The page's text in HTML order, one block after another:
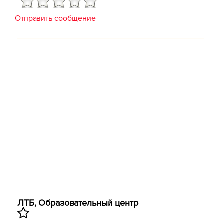
Отправить сообщение
ЛТБ, Образовательный центр